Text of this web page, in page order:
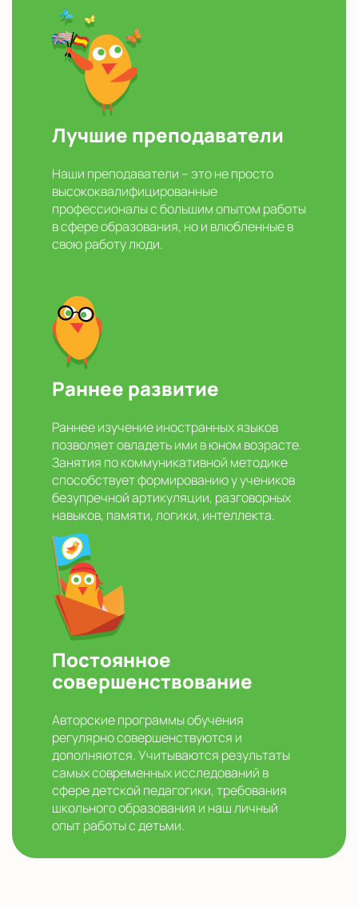
Лучшие преподаватели
Наши преподаватели – это не просто
высококвалифицированные
профессионалы с большим опытом работы
в сфере образования, но и влюбленные в
свою работу люди.
Раннее развитие
Раннее изучение иностранных языков
позволяет овладеть ими в юном возрасте.
Занятия по коммуникативной методике
способствует формированию у учеников
безупречной артикуляции, разговорных
навыков, памяти, логики, интеллекта.
Постоянное
совершенствование
Авторские программы обучения
регулярно совершенствуются и
дополняются. Учитываются результаты
самых современных исследований в
сфере детской педагогики, требования
школьного образования и наш личный
опыт работы с детьми.